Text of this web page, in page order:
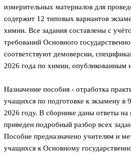
измерительных материалов для
содержит 12 типовых вариантов
химии. Все задания составлены с
требований Основного
соответствуют демоверсии,
2026 года по химии,
Назначение пособия - отработка
учащихся по подготовке к экзамену в
2026 году. В сборнике даны ответы на
приведен подробный разбор всех
Пособие предназначено учителям и
учащихся к Основному